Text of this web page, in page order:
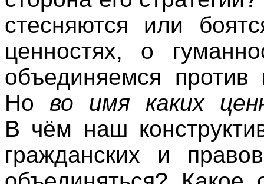
стесняются или
ценностях, о
объединяемся против
Но во имя каких
В чём наш
гражданских и